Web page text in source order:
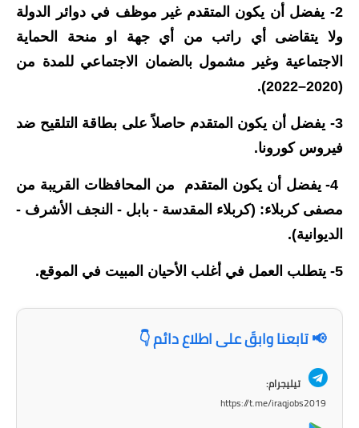
المرحلة الاعدادية
اسئلة وزارية
المرحلة الاعدادية
مرشحات
المرحلة الاعدادية
2- يفضل أن يكون المتقدم غير موظف في دوائر الدولة
ولا يتقاضى أي راتب من أي جهة او منحة الحماية
الاجتماعية وغير مشمول بالضمان الاجتماعي للمدة من
(2020–2022).
3- يفضل أن يكون المتقدم حاصلاً على بطاقة التلقيح ضد
فيروس كورونا.
4- يفضل أن يكون المتقدم من المحافظات القريبة من
مصفى كربلاء: (كربلاء المقدسة - بابل - النجف الأشرف -
الديوانية).
5- يتطلب العمل في أغلب الأحيان المبيت في الموقع.
📢 تابعنا وابقَ على اطلاع دائم 👇
تيليجرام:
https://t.me/iraqjobs2019